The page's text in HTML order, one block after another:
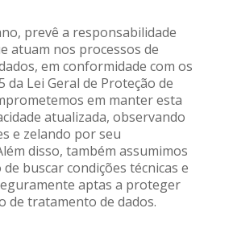
prevê a responsabilidade
atuam nos processos de
em conformidade com os
da Lei Geral de Proteção de
em manter esta
atualizada, observando
e zelando por seu
disso, também assumimos
buscar condições técnicas e
aptas a proteger
de tratamento de dados.